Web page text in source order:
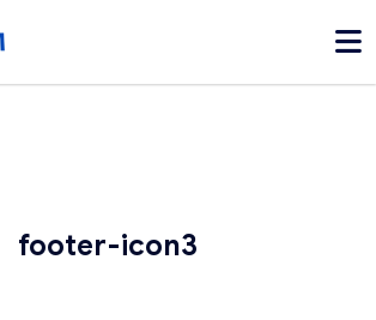
footer-icon3